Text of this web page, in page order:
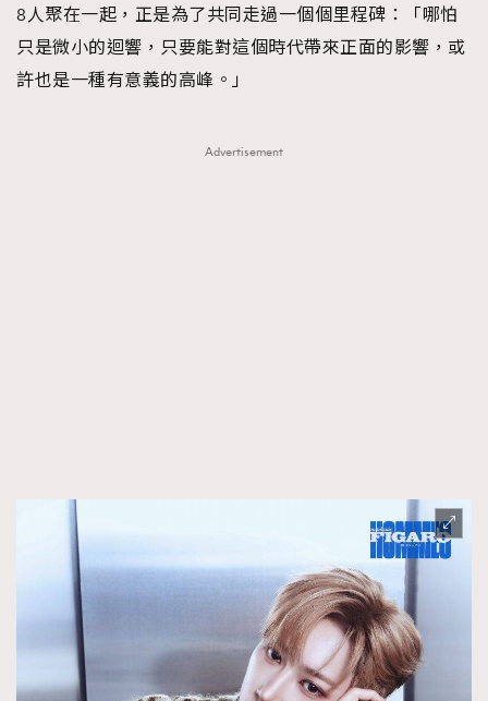
8人聚在一起，正是為了共同走過一個個里程碑：「哪怕
只是微小的迴響，只要能對這個時代帶來正面的影響，或
許也是一種有意義的高峰。」
Advertisement